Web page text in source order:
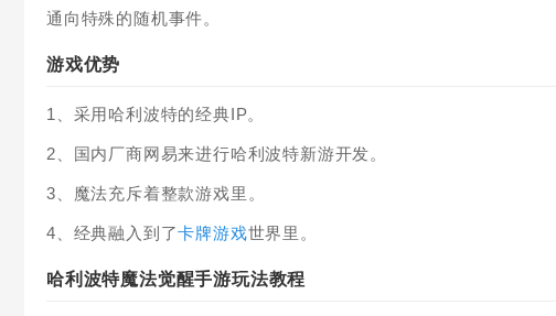
通向特殊的随机事件。
游戏优势
1、采用哈利波特的经典IP。
2、国内厂商网易来进行哈利波特新游开发。
3、魔法充斥着整款游戏里。
4、经典融入到了卡牌游戏世界里。
哈利波特魔法觉醒手游玩法教程